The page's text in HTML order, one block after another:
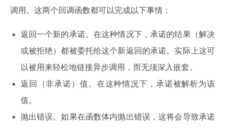
调用。这两个回调函数都可以完成以下事情：
返回一个新的承诺。在这种情况下，承诺的结果（解决
或被拒绝）都被委托给这个新返回的承诺。实际上这可
以被用来轻松地链接异步调用，而无须深入嵌套。
返回（非承诺）值。在这种情况下，承诺被解析为该
值。
抛出错误。如果在函数体内抛出错误，这将会导致承诺